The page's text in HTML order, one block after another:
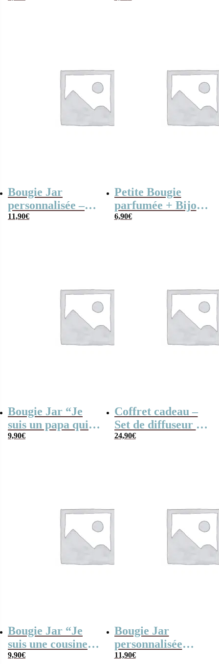
Bougie Jar
personnalisée –
Meilleur parrain
11,90€
Petite Bougie
parfumée + Bijoux
surprise “Tout
6,90€
Bougie Jar “Je
suis un papa qui
déchire”
9,90€
Coffret cadeau –
Set de diffuseur de
parfum + Bougie –
24,90€
Bougie Jar “Je
suis une cousine
qui déchire”
9,90€
Bougie Jar
personnalisée
“Joyeux
11,90€